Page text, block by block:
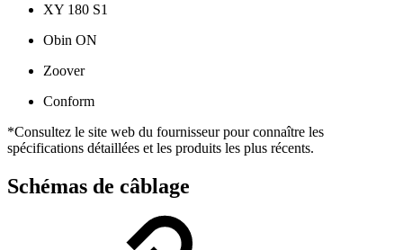
XY 180 S1
Obin ON
Zoover
Conform
*Consultez le site web du fournisseur pour connaître les
spécifications détaillées et les produits les plus récents.
Schémas de câblage